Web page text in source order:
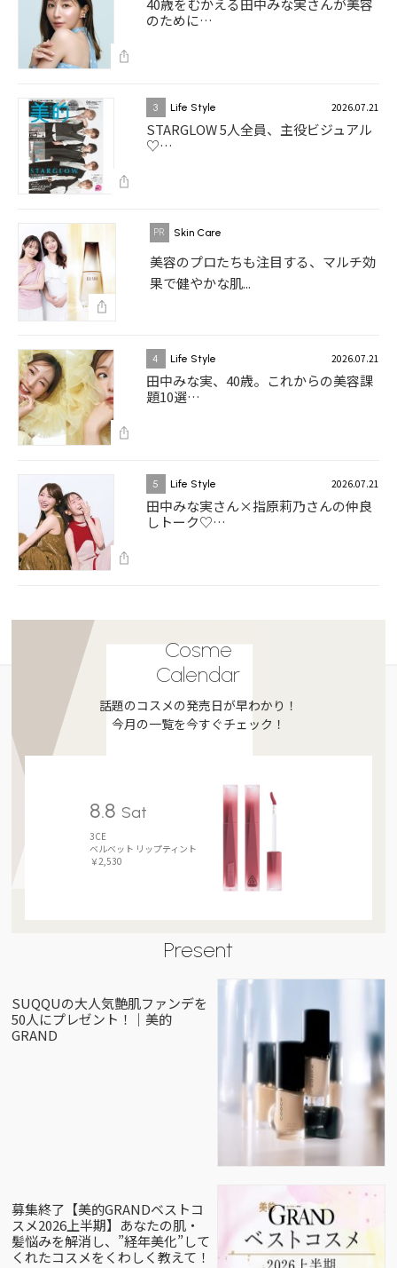
40歳をむかえる田中みな実さんが美容
のために…
3 Life Style 2026.07.21
STARGLOW 5人全員、主役ビジュアル
♡…
Skin Care
美容のプロたちも注目する、マルチ効
果で健やかな肌...
4 Life Style 2026.07.21
田中みな実、40歳。これからの美容課
題10選…
5 Life Style 2026.07.21
田中みな実さん×指原莉乃さんの仲良
しトーク♡…
Cosme
Calendar
話題のコスメの発売日が早わかり！
今月の一覧を今すぐチェック！
8.8 Sat
3CE
ベルベット リップティント
￥2,530
Present
SUQQUの大人気艶肌ファンデを
50人にプレゼント！｜美的
GRAND
募集終了【美的GRANDベストコ
スメ2026上半期】あなたの肌・
髪悩みを解消し、”経年美化”して
くれたコスメをくわしく教えて！